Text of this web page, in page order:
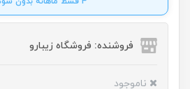
فروشنده: فروشگاه زیبارو
ناموجود